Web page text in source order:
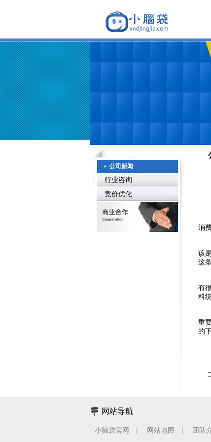
公司新闻
行业咨询
竞价优化
老
消
在
该
这
现
有
料
绝
重
的
网站导航
小脑袋官网 网站地图 团队